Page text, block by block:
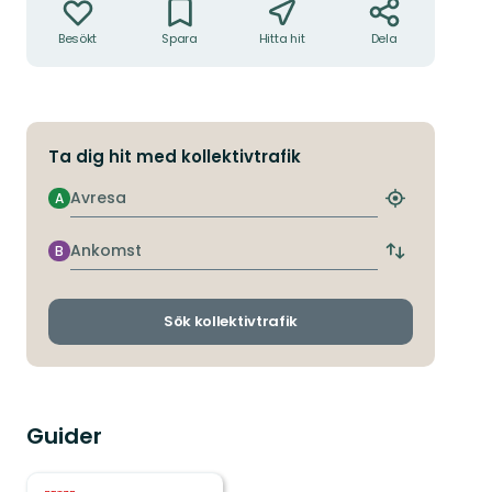
Besökt Spara Hitta hit Dela
Ta dig hit med kollektivtrafik
Avresa
A
Hitta
hållplats
Ankomst
B
Byt
och
Sök kollektivtrafik
Guider